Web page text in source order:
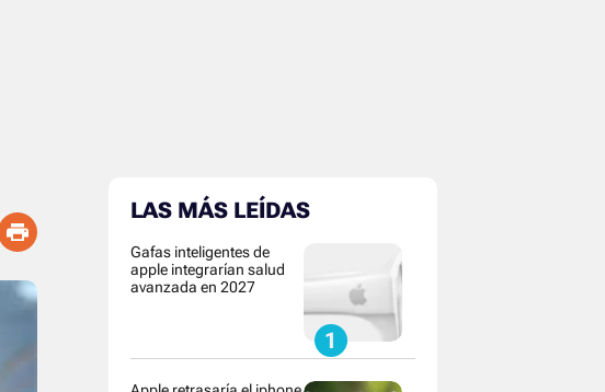
LAS MÁS LEÍDAS
Gafas inteligentes de
apple integrarían salud
avanzada en 2027